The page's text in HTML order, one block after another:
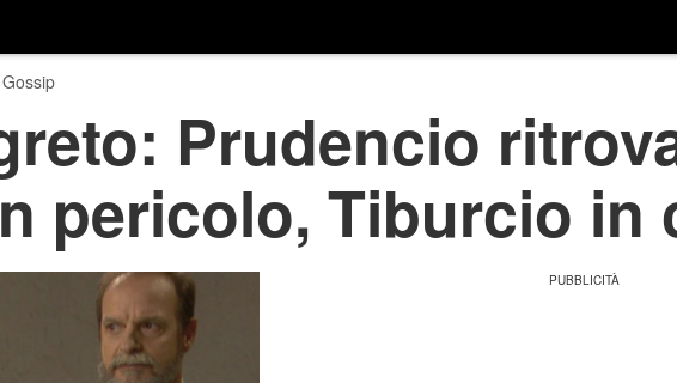
Prudencio
pericolo, Tiburcio in